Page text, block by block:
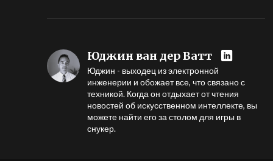
Юджин ван дер Ватт
Юджин - выходец из электронной
инженерии и обожает все, что связано с
техникой. Когда он отдыхает от чтения
новостей об искусственном интеллекте, вы
можете найти его за столом для игры в
снукер.